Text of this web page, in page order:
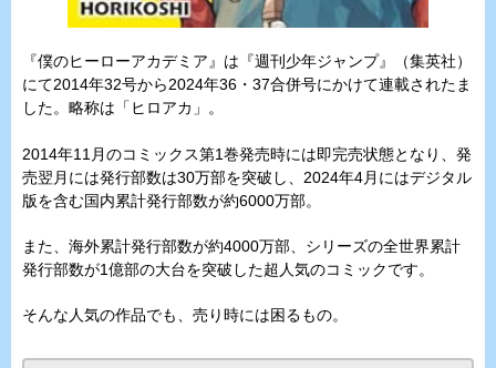
『僕のヒーローアカデミア』は『週刊少年ジャンプ』（集英社）
にて2014年32号から2024年36・37合併号にかけて連載されたま
した。略称は「ヒロアカ」。
2014年11月のコミックス第1巻発売時には即完売状態となり、発
売翌月には発行部数は30万部を突破し、2024年4月にはデジタル
版を含む国内累計発行部数が約6000万部。
また、海外累計発行部数が約4000万部、シリーズの全世界累計
発行部数が1億部の大台を突破した超人気のコミックです。
そんな人気の作品でも、売り時には困るもの。